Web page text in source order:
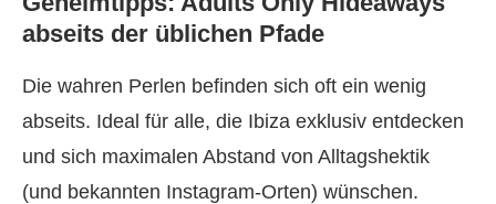
abseits der üblichen Pfade
Die wahren Perlen befinden sich oft ein wenig
abseits. Ideal für alle, die Ibiza exklusiv entdecken
und sich maximalen Abstand von Alltagshektik
(und bekannten Instagram-Orten) wünschen.